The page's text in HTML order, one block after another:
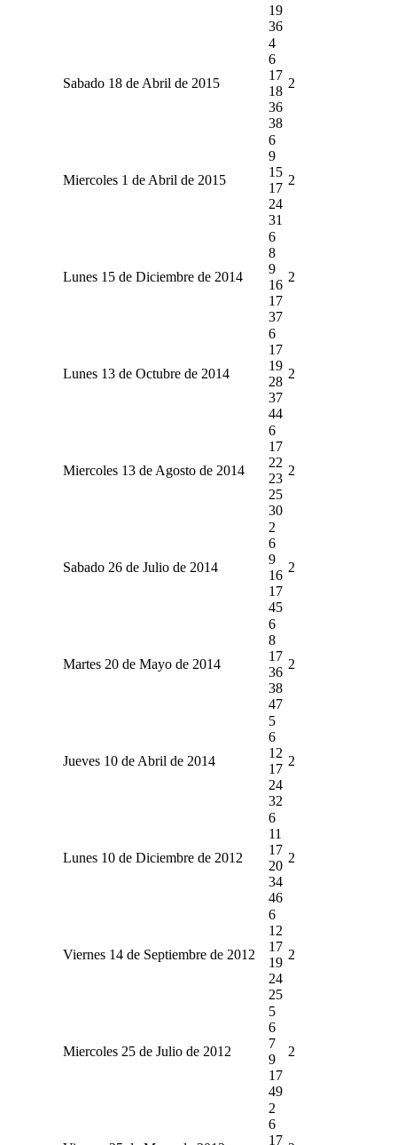
19
36
Sabado 18 de Abril de 2015
4
6
17
18
36
38
2
Miercoles 1 de Abril de 2015
6
9
15
17
24
31
2
Lunes 15 de Diciembre de 2014
6
8
9
16
17
37
2
Lunes 13 de Octubre de 2014
6
17
19
28
37
44
2
Miercoles 13 de Agosto de 2014
6
17
22
23
25
30
2
Sabado 26 de Julio de 2014
2
6
9
16
17
45
2
Martes 20 de Mayo de 2014
6
8
17
36
38
47
2
Jueves 10 de Abril de 2014
5
6
12
17
24
32
2
Lunes 10 de Diciembre de 2012
6
11
17
20
34
46
2
Viernes 14 de Septiembre de 2012
6
12
17
19
24
25
2
Miercoles 25 de Julio de 2012
5
6
7
9
17
49
2
2
6
17